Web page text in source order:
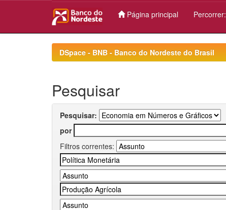
Página principal Percorrer:
DSpace - BNB - Banco do Nordeste do Brasil
Pesquisar
Pesquisar:
por
Filtros correntes: